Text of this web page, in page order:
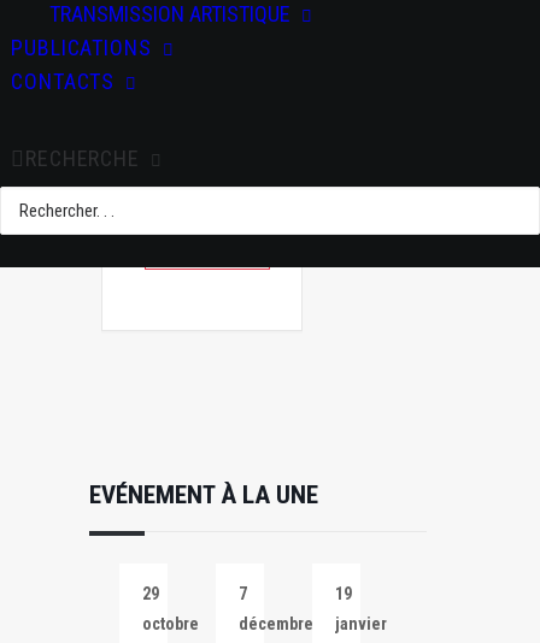
TRANSMISSION ARTISTIQUE
PUBLICATIONS
CONTACTS
RECHERCHE
EVÉNEMENT À LA UNE
29
octobre
7
décembre
19
janvier